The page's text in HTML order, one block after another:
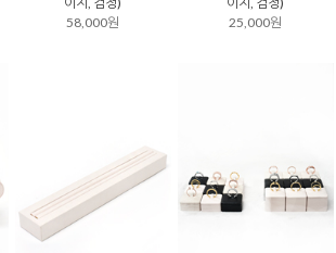
58,000원
25,000원